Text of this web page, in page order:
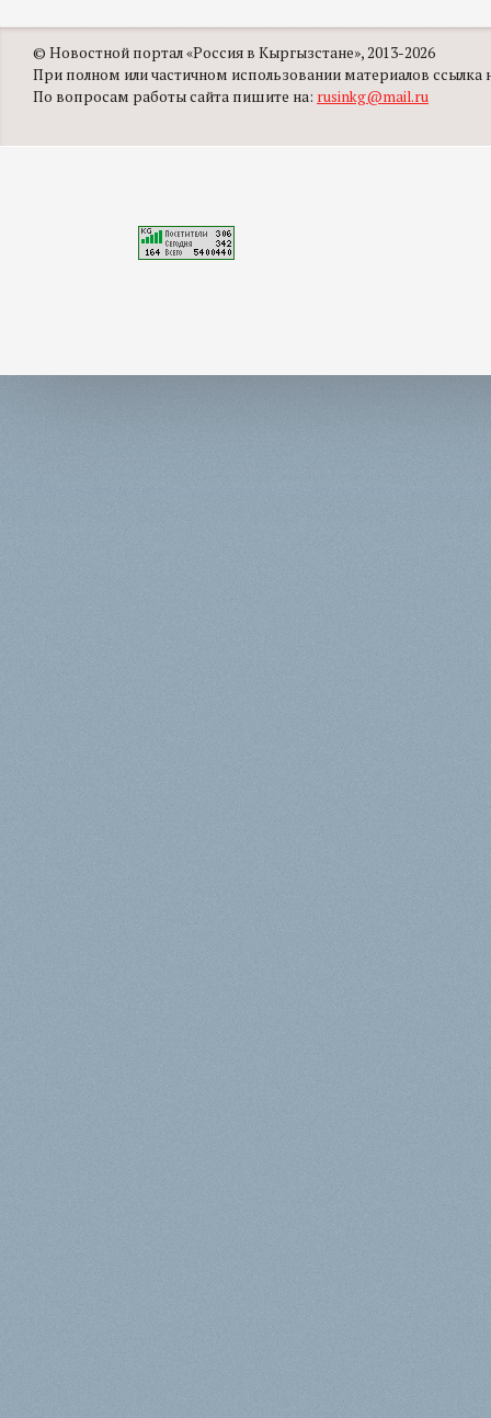
© Новостной портал «Россия в Кыргызстане», 2013-2026
При полном или частичном использовании материалов ссылка
По вопросам работы сайта пишите на: rusinkg@mail.ru